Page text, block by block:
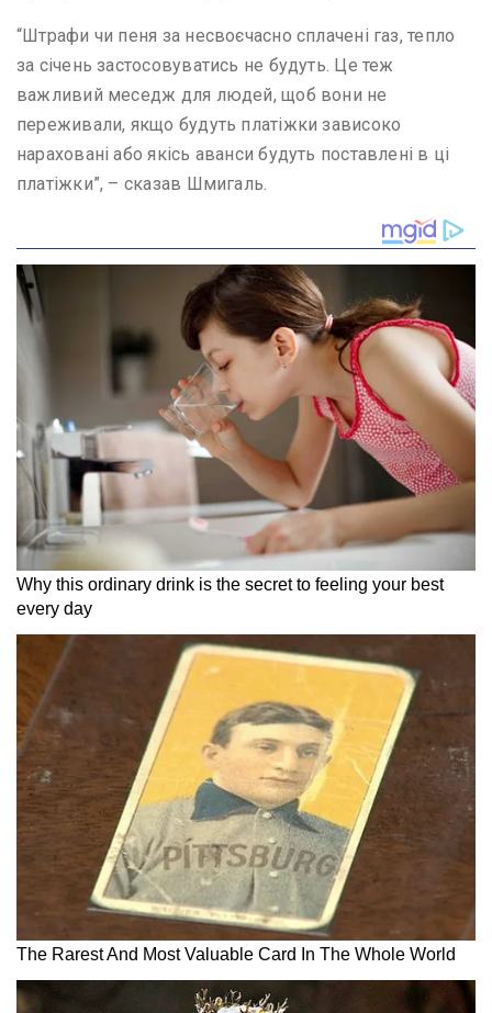
“Штрафи чи пеня за несвоєчасно сплачені газ, тепло
за січень застосовуватись не будуть. Це теж
важливий меседж для людей, щоб вони не
переживали, якщо будуть платіжки зависоко
нараховані або якісь аванси будуть поставлені в ці
платіжки”, – сказав Шмигаль.